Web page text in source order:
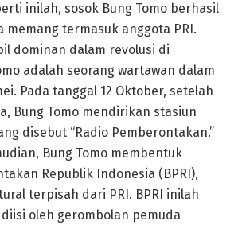
inilah, sosok Bung Tomo berhasil
memang termasuk anggota PRI.
dominan dalam revolusi di
adalah seorang wartawan dalam
Pada tanggal 12 Oktober, setelah
Bung Tomo mendirikan stasiun
disebut “Radio Pemberontakan.”
Bung Tomo membentuk
Republik Indonesia (BPRI),
terpisah dari PRI. BPRI inilah
oleh gerombolan pemuda